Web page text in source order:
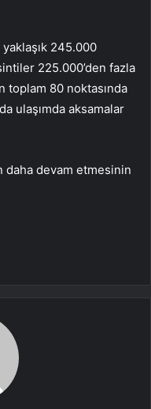
245.000
225.000’den fazla
toplam 80 noktasında
ulaşımda aksamalar
devam etmesinin